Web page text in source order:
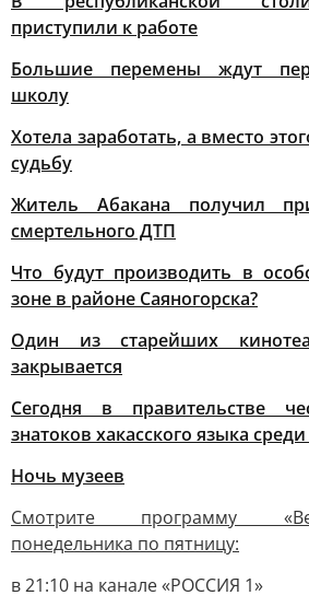
приступили к работе
Большие перемены ждут
школу
Хотела заработать, а вместо
судьбу
Житель Абакана получил
смертельного ДТП
Что будут производить в
зоне в районе Саяногорска?
Один из старейших
закрывается
Сегодня в правительстве
знатоков хакасского языка
Ночь музеев
Смотрите программу
понедельника по пятницу:
в 21:10 на канале «РОССИЯ 1»